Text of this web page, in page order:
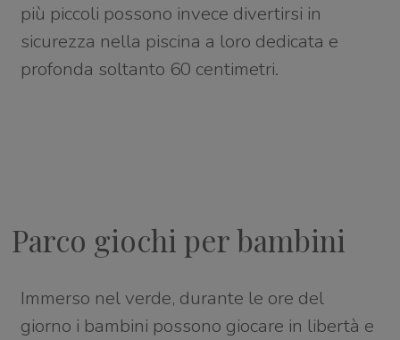
più piccoli possono invece divertirsi in
sicurezza nella piscina a loro dedicata e
profonda soltanto 60 centimetri.
Parco giochi per bambini
Immerso nel verde, durante le ore del
giorno i bambini possono giocare in libertà e